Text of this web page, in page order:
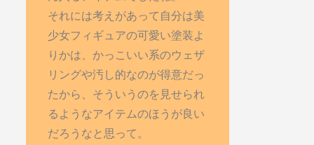
それには考えがあって自分は美
少女フィギュアの可愛い塗装よ
りかは、かっこいい系のウェザ
リングや汚し的なのが得意だっ
たから、そういうのを見せられ
るようなアイテムのほうが良い
だろうなと思って。